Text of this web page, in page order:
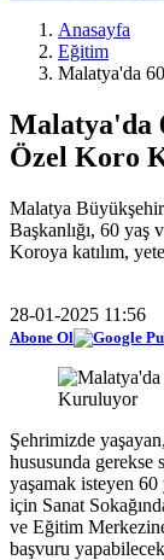
Anasayfa
Eğitim
Malatya'da
Malatya'da
Özel Koro
Malatya
Başkanlığı, 60 yaş
Koroya katılım,
28-01-2025 11:56
Abone Ol
Şehrimizde
hususunda gerekse
yaşamak isteyen
için Sanat
ve Eğitim
başvuru